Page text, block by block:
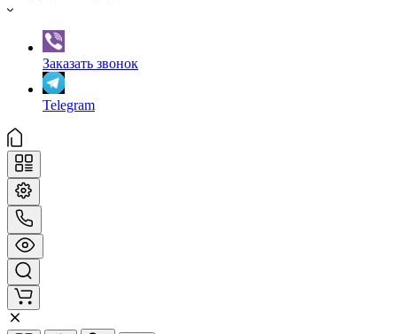
Заказать звонок
Telegram